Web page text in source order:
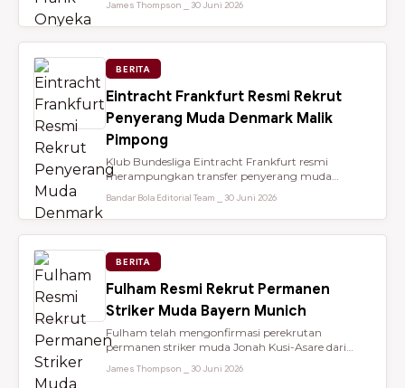
James Thompson ⎯ 30 Juni 2026
BERITA
Eintracht Frankfurt Resmi Rekrut
Penyerang Muda Denmark Malik
Pimpong
Klub Bundesliga Eintracht Frankfurt resmi
merampungkan transfer penyerang muda
Bandar Bola Editorial Team ⎯ 30 Juni 2026
BERITA
Fulham Resmi Rekrut Permanen
Striker Muda Bayern Munich
Fulham telah mengonfirmasi perekrutan
permanen striker muda Jonah Kusi-Asare dari
James Thompson ⎯ 30 Juni 2026